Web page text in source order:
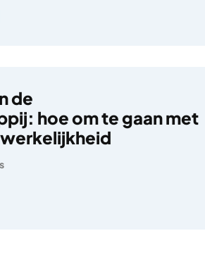
de
hoe om te gaan met